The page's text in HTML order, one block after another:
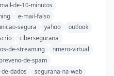
de-10-minutos
e-mail-falso
segura yahoo
outlook
cibersegurana
de-streaming
nmero-virtual
preveno-de-spam
dados
segurana-na-web